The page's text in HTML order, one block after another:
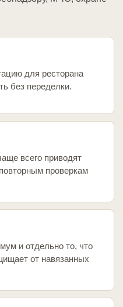
для ресторана
без переделки.
всего приводят
проверкам
и отдельно то, что
от навязанных